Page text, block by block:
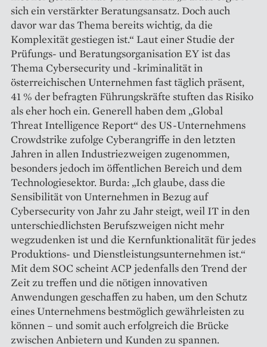
sich ein verstärkter Beratungsansatz. Doch auch
davor war das Thema bereits wichtig, da die
Komplexität gestiegen ist.“ Laut einer Studie der
Prüfungs- und ­Beratungsorganisation EY ist das
Thema Cybersecurity und -kriminalität in
österreichischen Unternehmen fast täglich präsent,
41 % der befragten Führungskräfte stuften das Risiko
als eher hoch ein. Generell haben dem „Global
Threat Intelligence Report“ des US-Unternehmens
Crowdstrike zufolge Cyberangriffe in den letzten
Jahren in allen Industriezweigen zugenommen,
besonders jedoch im öffentlichen Bereich und dem
Technologiesektor. Burda: „Ich glaube, dass die
Sensibilität von Unternehmen in Bezug auf
Cybersecurity von Jahr zu Jahr steigt, weil IT in den
unterschiedlichsten Berufszweigen nicht mehr
wegzudenken ist und die Kernfunktionalität für jedes
Produktions- und Dienstleistungsunternehmen ist.“
Mit dem SOC scheint ACP jedenfalls den Trend der
Zeit zu treffen und die nötigen innovativen
Anwendungen geschaffen zu haben, um den Schutz
eines Unternehmens bestmöglich gewährleisten zu
können – und somit auch erfolgreich die Brücke
zwischen Anbietern und Kunden zu spannen.